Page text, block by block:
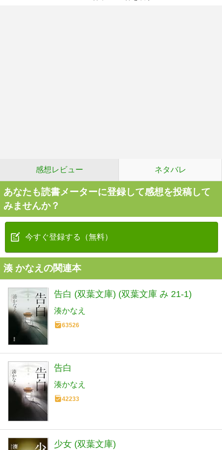
感想レビュー ネタバレ
あなたも読書メーターに登録して感想を投稿して
みませんか？
今すぐ登録する（無料）
湊 かなえの関連本
告白 (双葉文庫) (双葉文庫 み 21-1)
湊かなえ
63526
告白
湊かなえ
42233
少女 (双葉文庫)